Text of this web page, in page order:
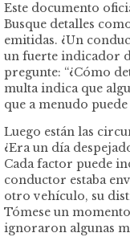
Este documento
Busque detalles
emitidas. ¿Un
un fuerte indicador
pregunte: “¿Cómo
multa indica que
que a menudo
Luego están las
¿Era un día
Cada factor puede
conductor estaba
otro vehículo, su
Tómese un
ignoraron algunas